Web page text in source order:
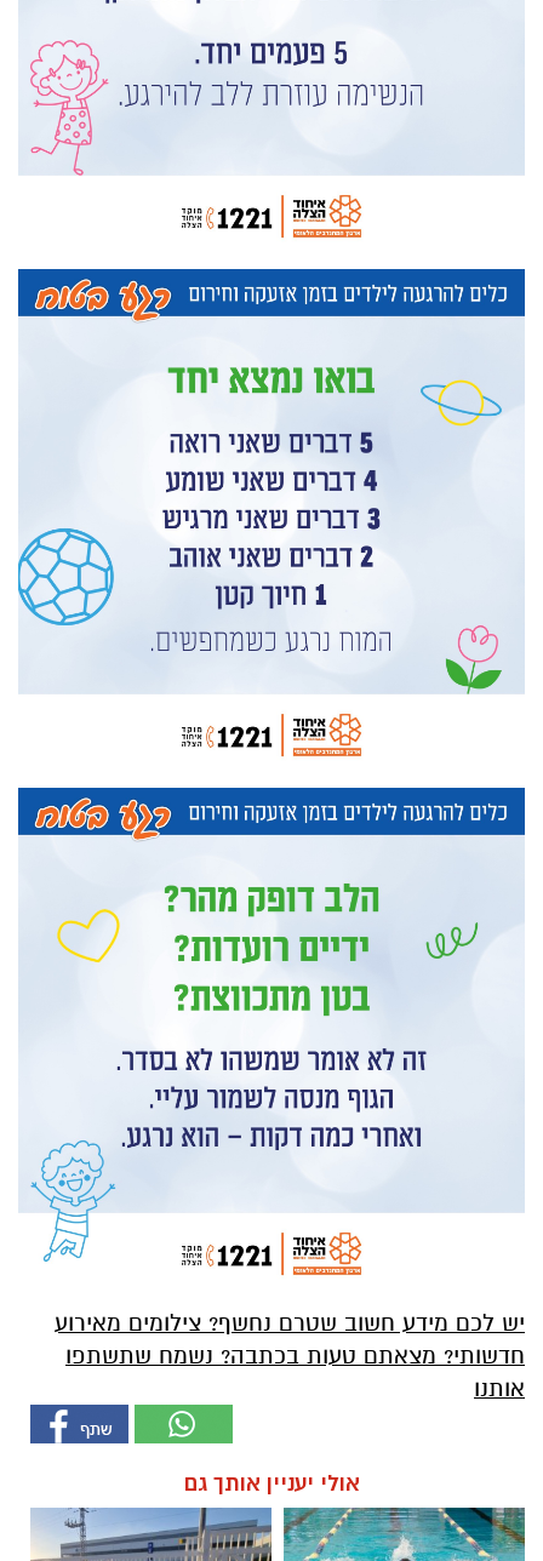
יש לכם מידע חשוב שטרם נחשף? צילומים מאירוע
חדשותי? מצאתם טעות בכתבה? נשמח שתשתפו
אותנו
אולי יעניין אותך גם